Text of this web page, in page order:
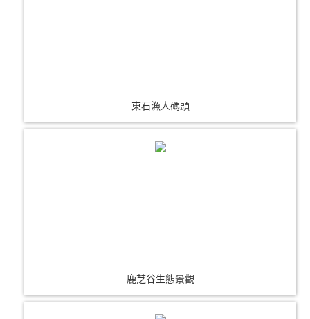
東石漁人碼頭
鹿芝谷生態景觀